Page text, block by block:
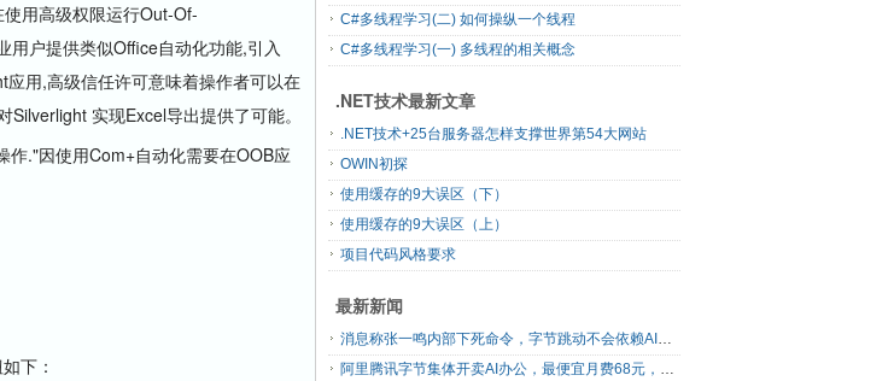
用高级权限运行Out-Of-
用户提供类似Office自动化功能,引入
用,高级信任许可意味着操作者可以在
实现Excel导出提供了可能。
."因使用Com+自动化需要在OOB应
下：
C#多线程学习(二) 如何操纵一个线程
C#多线程学习(一) 多线程的相关概念
.NET技术最新文章
.NET技术+25台服务器怎样支撑世界第54大网站
OWIN初探
使用缓存的9大误区（下）
使用缓存的9大误区（上）
项目代码风格要求
最新新闻
消息称张一鸣内部下死命令，字节跳动不会依赖AI蒸馏技术
阿里腾讯字节集体开卖AI办公，最便宜月费68元，做PPT够烧吗？